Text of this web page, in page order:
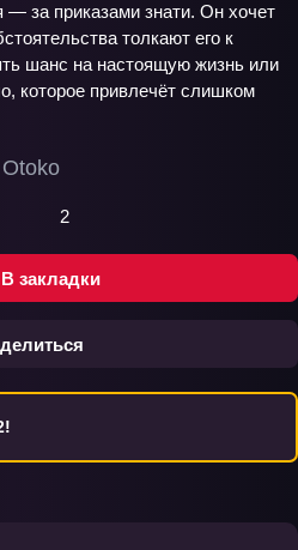
В закладки
2
— за приказами знати. Он хочет
толкают его к
шанс на настоящую жизнь или
которое привлечёт слишком